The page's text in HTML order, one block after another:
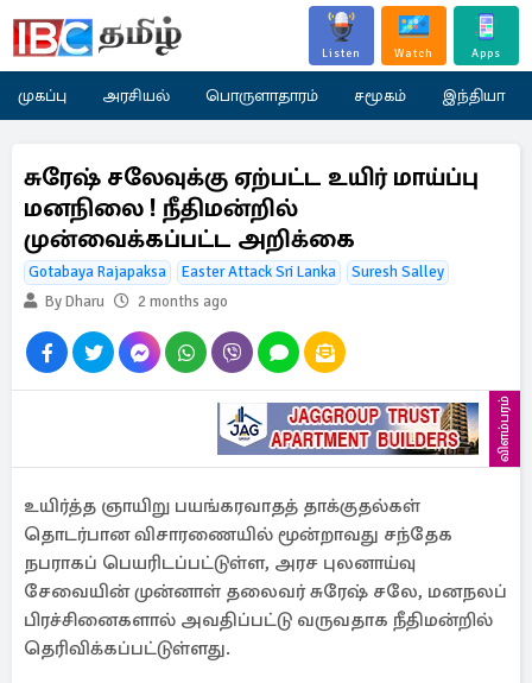
Listen Watch Apps
முகப்பு அரசியல் பொருளாதாரம் சமூகம் இந்தியா
சுரேஷ் சலேவுக்கு ஏற்பட்ட உயிர் மாய்ப்பு
மனநிலை ! நீதிமன்றில்
முன்வைக்கப்பட்ட அறிக்கை
Gotabaya Rajapaksa Easter Attack Sri Lanka
Suresh Salley
By Dharu
2 months ago
விளம்பரம்
உயிர்த்த ஞாயிறு பயங்கரவாதத் தாக்குதல்கள்
தொடர்பான விசாரணையில் மூன்றாவது சந்தேக
நபராகப் பெயரிடப்பட்டுள்ள, அரச புலனாய்வு
சேவையின் முன்னாள் தலைவர் சுரேஷ் சலே, மனநலப்
பிரச்சினைகளால் அவதிப்பட்டு வருவதாக நீதிமன்றில்
தெரிவிக்கப்பட்டுள்ளது.